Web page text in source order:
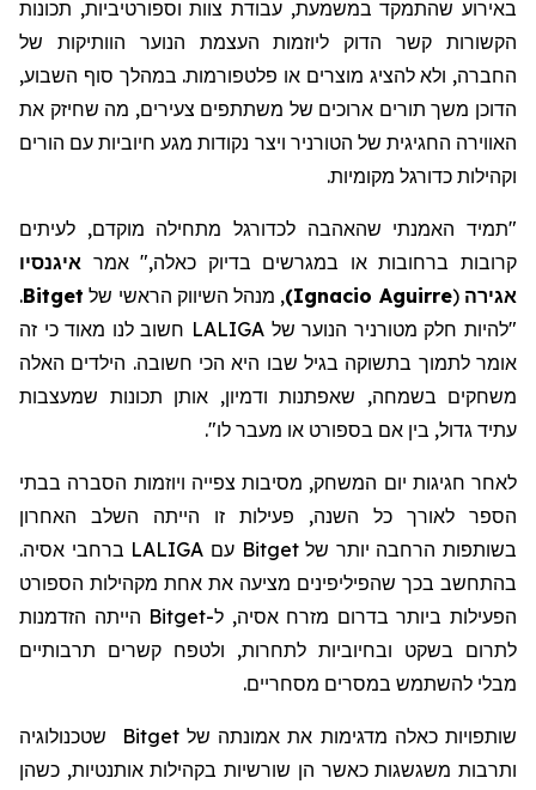
באירוע שהתמקד במשמעת, עבודת צוות וספורטיביות, תכונות
הקשורות קשר הדוק ליוזמות העצמת הנוער הוותיקות של
החברה, ולא להציג מוצרים או פלטפורמות. במהלך סוף השבוע,
הדוכן משך תורים ארוכים של משתתפים צעירים, מה שחיזק את
האווירה החגיגית של הטורניר ויצר נקודות מגע חיוביות עם הורים
וקהילות כדורגל מקומיות.
"תמיד האמנתי שהאהבה לכדורגל מתחילה מוקדם, לעיתים
קרובות ברחובות או במגרשים בדיוק כאלה," אמר איגנסיו
אגירה (
Ignacio Aguirre
)
, מנהלהשיווק הראשי של Bitget
.
"להיות חלק מטורניר הנוער של LALIGA חשוב לנו מאוד כי זה
אומרלתמוך בתשוקה בגיל שבו היא הכי חשובה. הילדים האלה
משחקים בשמחה, שאפתנות ודמיון, אותן תכונות שמעצבות
עתיד גדול, בין אם בספורט או מעבר לו".
לאחר חגיגות יום המשחק, מסיבות צפייה ויוזמות הסברה בבתי
הספר לאורך כל השנה, פעילות זו הייתה השלב האחרון
בשותפות הרחבה יותר שלBitget עם LALIGA ברחבי אסיה.
בהתחשב בכך שהפיליפינים מציעה את אחת מקהילות הספורט
הפעילות ביותר בדרום מזרח אסיה, ל-Bitget הייתה הזדמנות
לתרום בשקט ובחיוביות לתחרות, ולטפח קשרים תרבותיים
מבלי להשתמש במסרים מסחריים.
שותפויות כאלה מדגימות את אמונתה שלBitget
שטכנולוגיה
ותרבות משגשגות כאשר הן שורשיות בקהילות אותנטיות, כשהן